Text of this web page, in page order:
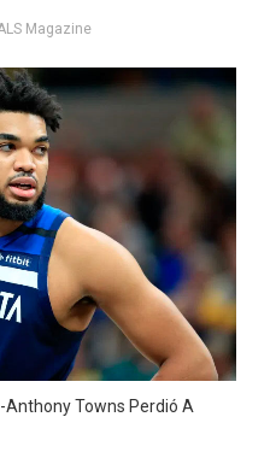
Magazine
Anthony Towns Perdió A